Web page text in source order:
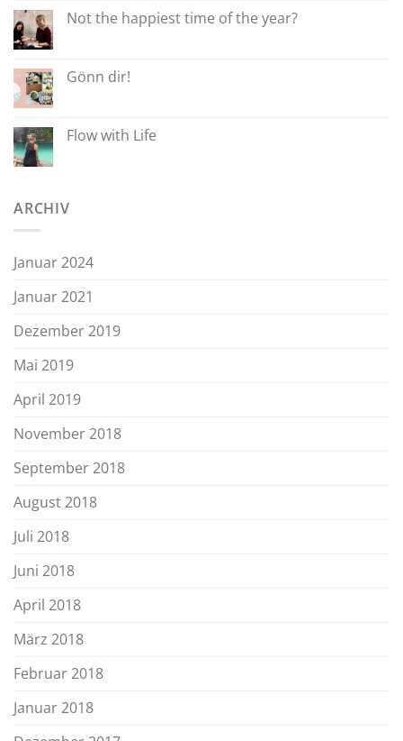
Not the happiest time of the year?
Gönn dir!
Flow with Life
ARCHIV
Januar 2024
Januar 2021
Dezember 2019
Mai 2019
April 2019
November 2018
September 2018
August 2018
Juli 2018
Juni 2018
April 2018
März 2018
Februar 2018
Januar 2018